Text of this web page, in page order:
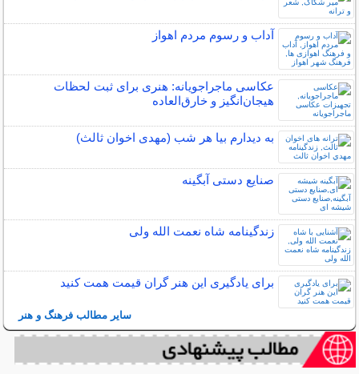
آداب و رسوم مردم اهواز
عکاسی ماجراجویانه: هنری برای ثبت لحظات
هیجان‌انگیز و خارق‌العاده
به دیدارم بیا هر شب (مهدی اخوان ثالث)
صنایع دستی آبگینه
زندگینامه شاه نعمت الله ولی
برای یادگیری این هنر گران قیمت همت کنید
سایر مطالب فرهنگ و هنر